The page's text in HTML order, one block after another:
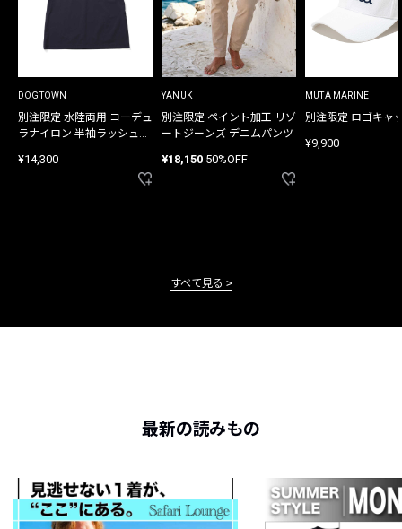
DOGTOWN
別注限定 水陸両用 コーデュ
ラナイロン 半袖ラッシュガ
¥14,300
YANUK
別注限定 ペイント加工 リゾ
ートジーンズ デニムパンツ
¥18,150 50%OFF
MUTA MARINE
別注限定 ロゴキャ
¥9,900
すべて見る
最新の読みもの